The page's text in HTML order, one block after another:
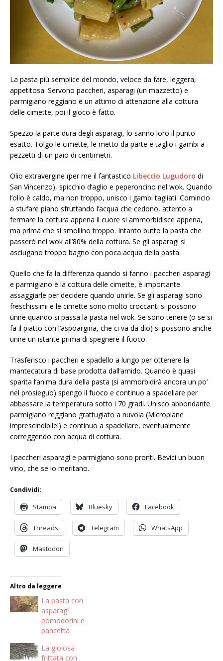
La pasta più semplice del mondo, veloce da fare, leggera,
appetitosa. Servono paccheri, asparagi (un mazzetto) e
parmigiano reggiano e un attimo di attenzione alla cottura
delle cimette, poi il gioco è fatto.
Spezzo la parte dura degli asparagi, lo sanno loro il punto
esatto. Tolgo le cimette, le metto da parte e taglio i gambi a
pezzetti di un paio di centimetri.
Olio extravergine (per me il fantastico Libeccio Lugudoro di
San Vincenzo), spicchio d’aglio e peperoncino nel wok. Quando
l’olio è caldo, ma non troppo, unisco i gambi tagliati. Comincio
a stufare piano sfruttando l’acqua che cedono, attento a
fermare la cottura appena il cuore si ammorbidisce appena,
ma prima che si smollino troppo. Intanto butto la pasta che
passerò nel wok all’80% della cottura. Se gli asparagi si
asciugano troppo bagno con poca acqua della pasta.
Quello che fa la differenza quando si fanno i paccheri asparagi
e parmigiano è la cottura delle cimette, è importante
assaggiarle per decidere quando unirle. Se gli asparagi sono
freschissimi e le cimette sono molto croccanti si possono
unire quando si passa la pasta nel wok. Se sono tenere (o se si
fa il piatto con l’aspoargina, che ci va da dio) si possono anche
unire un istante prima di spegnere il fuoco.
Trasferisco i paccheri e spadello a lungo per ottenere la
mantecatura di base prodotta dall’amido. Quando è quasi
sparita l’anima dura della pasta (si ammorbidirà ancora un po’
nel prosieguo) spengo il fuoco e continuo a spadellare per
abbassare la temperatura sotto i 70 gradi. Unisco abbondante
parmigiano reggiano grattugiato a nuvola (Microplane
imprescindibile!) e continuo a spadellare, eventualmente
correggendo con acqua di cottura.
I paccheri asparagi e parmigiano sono pronti. Bevici un buon
vino, che se lo meritano.
Condividi:
Stampa Bluesky Facebook
Threads Telegram WhatsApp
Mastodon
Altro da leggere
La pasta con
asparagi
pomodorini e
pancetta
La gioiosa
frittata con